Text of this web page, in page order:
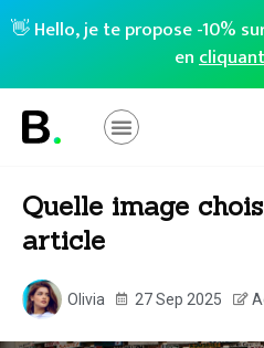
👋 Hello, je te propose -10%
en
Quelle image
article
Olivia 27 Sep 2025